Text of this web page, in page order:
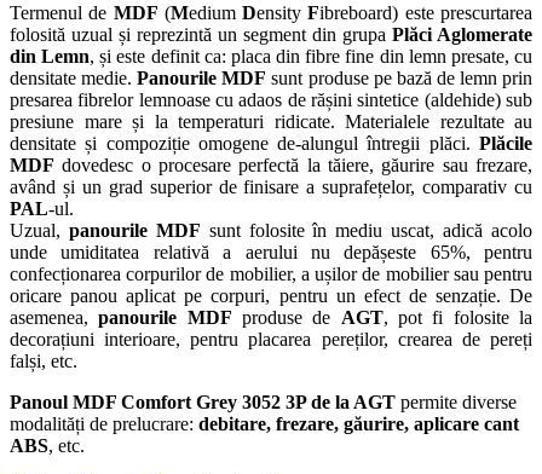
Termenul de MDF (MediumDensityFibreboard) este prescurtarea
folosită uzual și reprezintă un segment din grupa Plăci Aglomerate
din Lemn, și este definit ca: placa din fibre fine din lemn presate, cu
densitate medie.Panourile MDF sunt produse pe bază de lemn prin
presarea fibrelor lemnoase cu adaos de rășini sintetice (aldehide) sub
presiune mare și la temperaturi ridicate. Materialele rezultate au
densitate și compoziție omogene de-alungul întregii plăci. Plăcile
MDF dovedesc o procesare perfectă la tăiere, găurire sau frezare,
având și un grad superior de finisare a suprafețelor, comparativ cu
PAL-ul.
Uzual, panourile MDF sunt folosite în mediu uscat, adică acolo
unde umiditatea relativă a aerului nu depășeste 65%, pentru
confecționarea corpurilor de mobilier, a ușilor de mobilier sau pentru
oricare panou aplicat pe corpuri, pentru un efect de senzație. De
asemenea,panourile MDF produse de AGT, pot fi folosite la
decorațiuni interioare, pentru placarea pereților, crearea de pereți
falși, etc.
Panoul MDF Comfort Grey 3052 3P de la AGT permite diverse
modalități de prelucrare: debitare, frezare, găurire, aplicare cant
ABS, etc.